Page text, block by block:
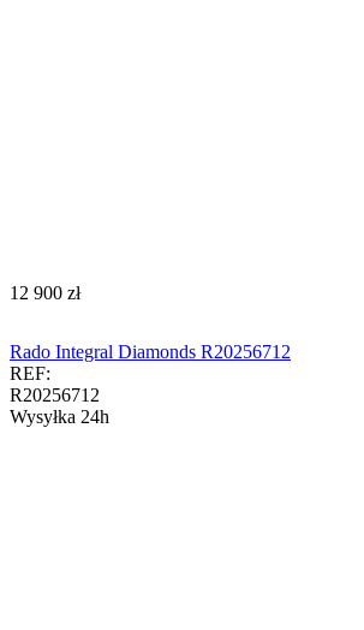
‍12 900‍ zł
Rado Integral Diamonds R20256712
REF:
R20256712
Wysyłka 24h